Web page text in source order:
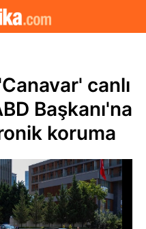
canlı
Başkanı'na
koruma